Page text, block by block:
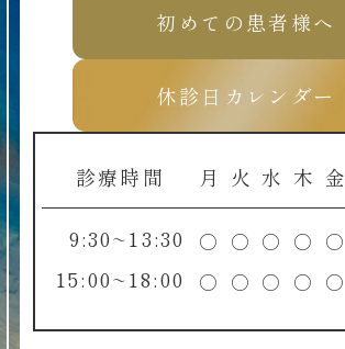
初めての患者様へ
休診日カレンダー
診療時間 月 火 水 木 金
9:30~13:30 ○ ○ ○ ○ ○
15:00~18:00 ○ ○ ○ ○ ○